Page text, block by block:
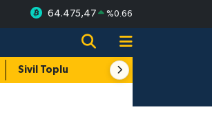
64.475,47 %0.66
Sivil Toplum Turizm